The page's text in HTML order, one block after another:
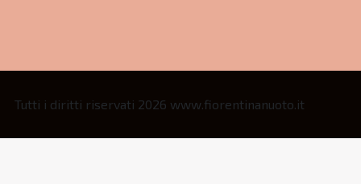
Tutti i diritti riservati 2026 www.fiorentinanuoto.it